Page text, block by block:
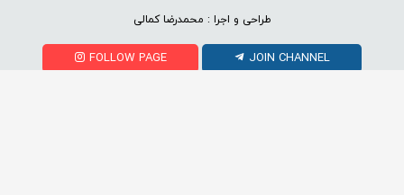
طراحی و اجرا : محمدرضا کمالی
FOLLOW PAGE JOIN CHANNEL